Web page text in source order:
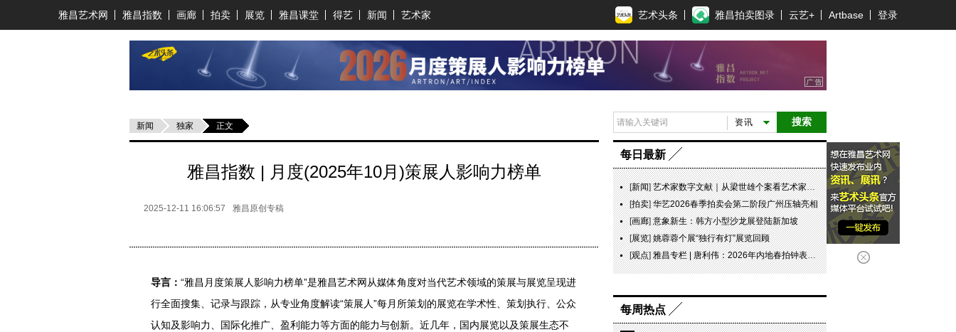
雅昌艺术网 雅昌指数 画廊 拍卖 展览 雅昌课堂 得艺 新闻 艺术家 艺术头条 雅昌拍卖图录 云艺+ Artbase 登录
新闻 独家 正文
雅昌指数 | 月度(2025年10月)策展人影响力榜单
2025-12-11 16:06:57 雅昌原创专稿
导言： “雅昌月度策展人影响力榜单”是雅昌艺术网从媒体角度对当代艺术领域的策展与展览呈现进
行全面搜集、记录与跟踪，从专业角度解读“策展人”每月所策划的展览在学术性、策划执行、公众
认知及影响力、国际化推广、盈利能力等方面的能力与创新。近几年，国内展览以及策展生态不
搜索
资讯
每日最新
[新闻]艺术家数字文献｜从梁世雄个案看艺术家艺术数字文献的重要性和紧迫性
[拍卖]华艺2026春季拍卖会第二阶段广州压轴亮相
[画廊]意象新生：韩方小型沙龙展登陆新加坡
[展览]姚蓉蓉个展“独行有灯”展览回顾
[观点]雅昌专栏 | 唐利伟：2026年内地春拍钟表市场观察 赛道重构、圈层分化与收藏逻辑迭代
每周热点